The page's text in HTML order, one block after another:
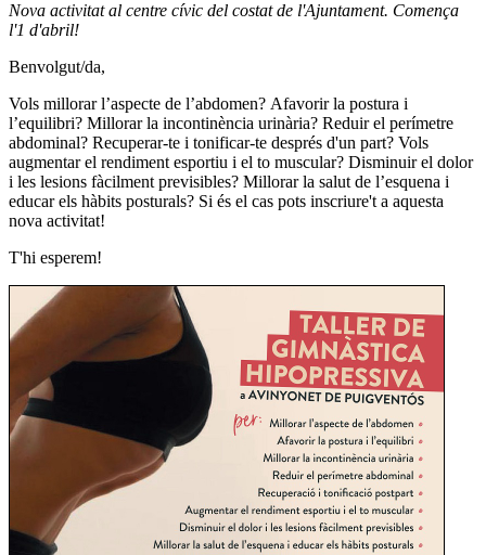
Nova activitat al centre cívic del costat de l'Ajuntament. Comença
l'1 d'abril!
Benvolgut/da,
Vols millorar l’aspecte de l’abdomen? Afavorir la postura i
l’equilibri? Millorar la incontinència urinària? Reduir el perímetre
abdominal? Recuperar-te i tonificar-te després d'un part? Vols
augmentar el rendiment esportiu i el to muscular? Disminuir el dolor
i les lesions fàcilment previsibles? Millorar la salut de l’esquena i
educar els hàbits posturals? Si és el cas pots inscriure't a aquesta
nova activitat!
T'hi esperem!